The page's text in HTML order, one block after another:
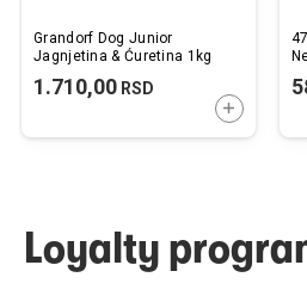
Grandorf Dog Junior
Jagnjetina & Ćuretina 1kg
1.710,00 RSD
DODAJTE
Loyalty